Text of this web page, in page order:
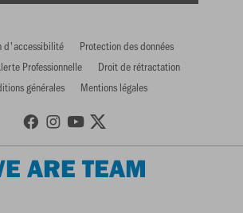
d'accessibilité
Protection des données
Professionnelle
Droit de rétractation
générales
Mentions légales
ARE TEAM